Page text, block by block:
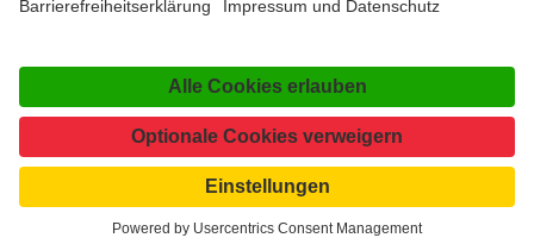
FacebookYouTubeSalzburgerLand
Magazin
Instagram
TikTokPinterestLinkedIn